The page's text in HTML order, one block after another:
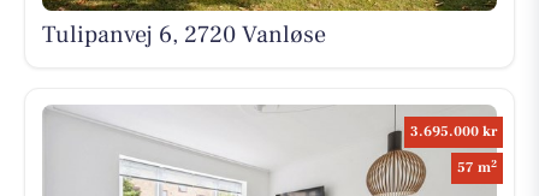
Tulipanvej 6, 2720 Vanløse
3.695.000 kr
57 m2